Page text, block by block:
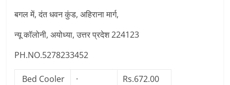
बगल में, दंत धवन कुंड, अहिराना मार्ग,
न्यू कॉलोनी, अयोध्या, उत्तर प्रदेश 224123
PH.NO.5278233452
Bed Cooler
·
Rs.672.00